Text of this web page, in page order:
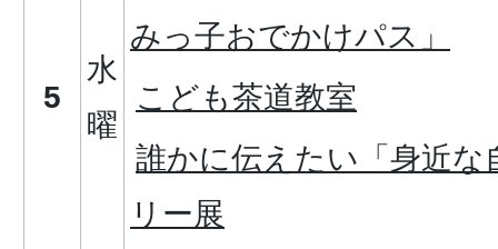
5
水
曜
みっ子おでかけパス」
こども茶道教室
誰かに伝えたい「身近
リー展